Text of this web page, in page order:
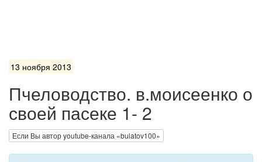
13 ноября 2013
Пчеловодство. в.моисеенко о
своей пасеке 1- 2
Если Вы автор youtube-канала «bulatov100»